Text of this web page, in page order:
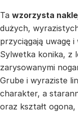
Ta wzorzysta
dużych,
przyciągają uwagę
Sylwetka konika, z
zarysowanymi
Grube i wyraziste
charakter, a
oraz kształt